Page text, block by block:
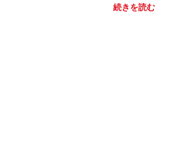
続きを読む